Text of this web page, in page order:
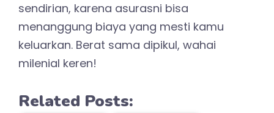
sendirian, karena asurasni bisa
menanggung biaya yang mesti kamu
keluarkan. Berat sama dipikul, wahai
milenial keren!
Related Posts: